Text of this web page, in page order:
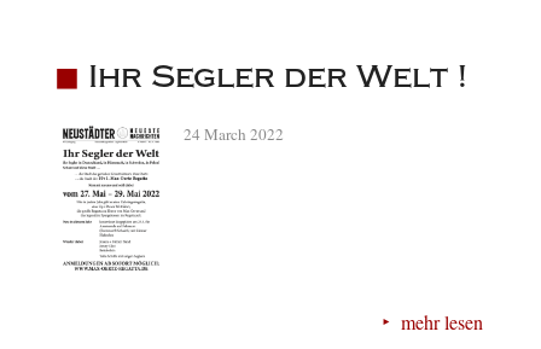
Ihr Segler der Welt !
24 March 2022
mehr lesen